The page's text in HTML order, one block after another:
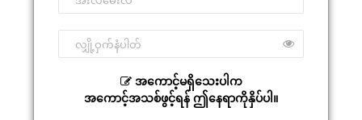
အကောင့်မရှိသေးပါက
အကောင့်အသစ်ဖွင့်ရန် ဤနေရာကိုနှိပ်ပါ။